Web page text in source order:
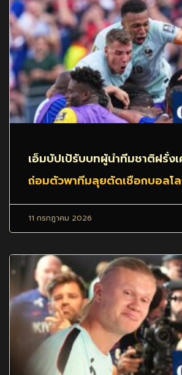
เอ็มบัปเป้รับบทผู้นำทีมชาติฝรั่ง
ถ่อมตัวพาทีมลุยตัดเชือกบอลโ
11 กรกฎาคม 2026